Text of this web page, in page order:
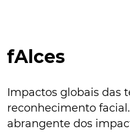
fAlces
Impactos globais das
reconhecimento
abrangente dos